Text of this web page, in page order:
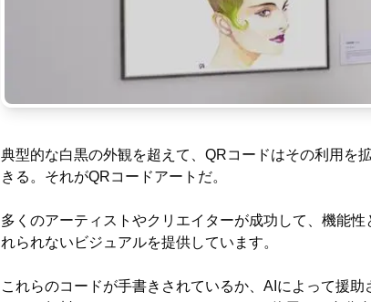
典型的な白黒の外観を超えて、QRコードはその利用を
きる。それがQRコードアートだ。
多くのアーティストやクリエイターが成功して、機能
れられないビジュアルを提供しています。
これらのコードが手書きされているか、AIによって援